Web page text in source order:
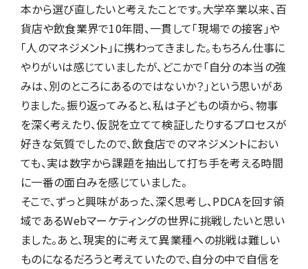
本から選び直したいと考えたことです。大学卒業以来、百
貨店や飲食業界で10年間、一貫して「現場での接客」や
「人のマネジメント」に携わってきました。もちろん仕事に
やりがいは感じていましたが、どこかで「自分の本当の強
みは、別のところにあるのではないか？」という思いがあ
りました。振り返ってみると、私は子どもの頃から、物事
を深く考えたり、仮説を立てて検証したりするプロセスが
好きな気質でしたので、飲食店でのマネジメントにおい
ても、実は数字から課題を抽出して打ち手を考える時間
に一番の面白みを感じていました。
そこで、ずっと興味があった、深く思考し、PDCAを回す領
域であるWebマーケティングの世界に挑戦したいと思い
ました。あと、現実的に考えて異業種への挑戦は難しい
ものになるだろうと考えていたので、自分の中で自信を